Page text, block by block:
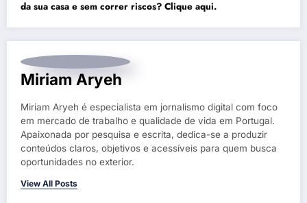
da sua casa e sem correr riscos? Clique aqui.
Miriam Aryeh
Miriam Aryeh é especialista em jornalismo digital com foco
em mercado de trabalho e qualidade de vida em Portugal.
Apaixonada por pesquisa e escrita, dedica-se a produzir
conteúdos claros, objetivos e acessíveis para quem busca
oportunidades no exterior.
View All Posts